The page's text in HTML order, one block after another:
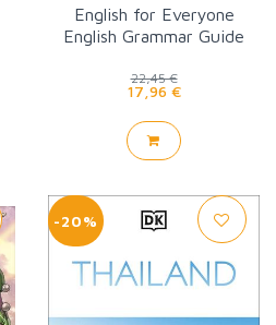
English for Everyone
English Grammar Guide
22,45 €
17,96 €
-20%